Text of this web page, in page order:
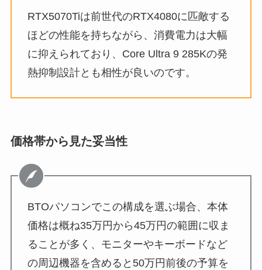
RTX5070Tiは前世代のRTX4080に匹敵する
ほどの性能を持ちながら、消費電力は大幅
に抑えられており、Core Ultra 9 285Kの発
熱抑制設計とも相性が良いのです。
価格帯から見た妥当性
BTOパソコンでこの構成を選ぶ場合、本体
価格は概ね35万円から45万円の範囲に収ま
ることが多く、モニターやキーボードなど
の周辺機器を含めると50万円前後の予算を